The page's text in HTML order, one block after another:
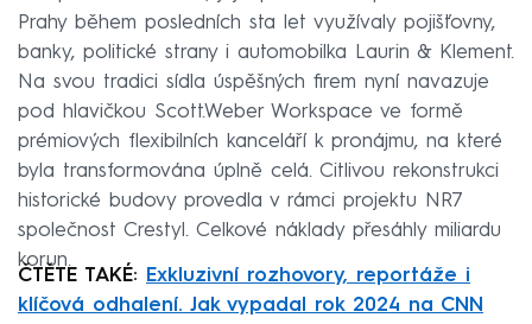
Prahy během posledních sta let využívaly pojišťovny,
banky, politické strany i automobilka Laurin & Klement.
Na svou tradici sídla úspěšných firem nyní navazuje
pod hlavičkou Scott.Weber Workspace ve formě
prémiových flexibilních kanceláří k pronájmu, na které
byla transformována úplně celá. Citlivou rekonstrukci
historické budovy provedla v rámci projektu NR7
společnost Crestyl. Celkové náklady přesáhly miliardu
korun.
ČTĚTE TAKÉ: Exkluzivní rozhovory, reportáže i
klíčová odhalení. Jak vypadal rok 2024 na CNN